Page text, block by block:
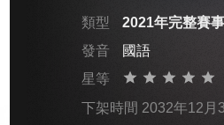
類型
2021年完整賽事
發音
國語
星等
下架時間 2032年12月